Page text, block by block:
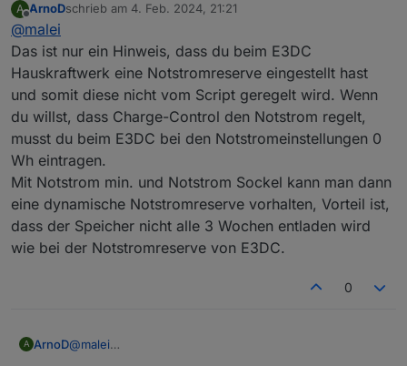
habe gerade das Charge-Control Script eingebunden.
trotzdem kommt die Fehlermeldung:
Notstromreserve wurde beim Hauskraftwerk eingestellt
und wird nicht von Charge-Control gesteuert
Was muss ich wo noch ändern?
Schönen Abend!
A
Offline
ArnoDschrieb am 4. Feb. 2024, 21:21
zuletzt editiert von
@malei
Das ist nur ein Hinweis, dass du beim E3DC
Hauskraftwerk eine Notstromreserve eingestellt hast
und somit diese nicht vom Script geregelt wird. Wenn
du willst, dass Charge-Control den Notstrom regelt,
musst du beim E3DC bei den Notstromeinstellungen 0
Wh eintragen.
Mit Notstrom min. und Notstrom Sockel kann man dann
eine dynamische Notstromreserve vorhalten, Vorteil ist,
dass der Speicher nicht alle 3 Wochen entladen wird
wie bei der Notstromreserve von E3DC.
0
A ArnoD@malei